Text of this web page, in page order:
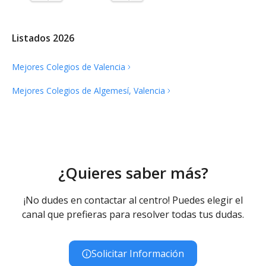
Patio
Instalaciones Deportivas
Gimnasio
Listados 2026
Mejores Colegios de Valencia
Mejores Colegios de Algemesí, Valencia
¿Quieres saber más?
¡No dudes en contactar al centro! Puedes elegir el
canal que prefieras para resolver todas tus dudas.
Solicitar Información